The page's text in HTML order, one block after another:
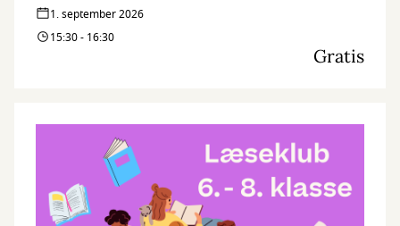
1. september 2026
15:30 - 16:30
Gratis